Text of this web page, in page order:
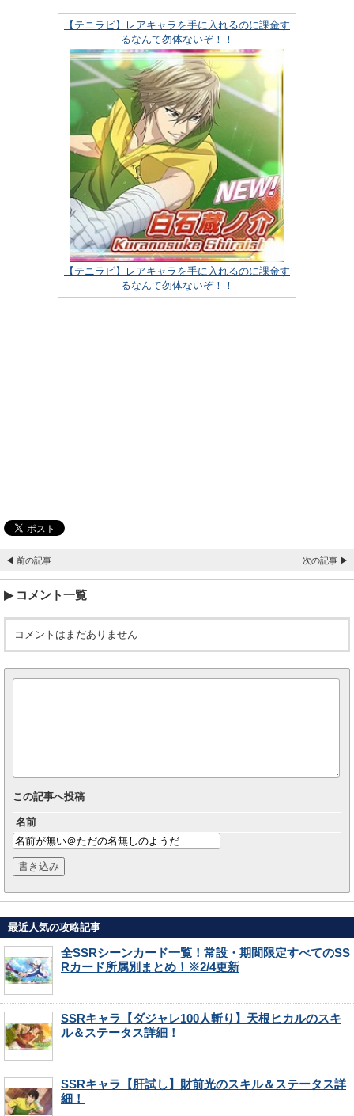
【テニラビ】レアキャラを手に入れるのに課金す
るなんて勿体ないぞ！！
【テニラビ】レアキャラを手に入れるのに課金す
るなんて勿体ないぞ！！
◀ 前の記事 次の記事 ▶
コメント一覧
コメントはまだありません
この記事へ投稿
名前
最近人気の攻略記事
全SSRシーンカード一覧！常設・期間限定すべてのSS
Rカード所属別まとめ！※2/4更新
SSRキャラ【ダジャレ100人斬り】天根ヒカルのスキ
ル＆ステータス詳細！
SSRキャラ【肝試し】財前光のスキル＆ステータス詳
細！